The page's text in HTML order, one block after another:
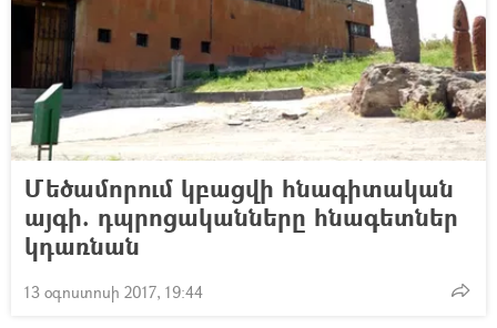
Մեծամորում կբացվի հնագիտական
այգի. դպրոցականները հնագետներ
կդառնան
13 օգոստոսի 2017, 19:44